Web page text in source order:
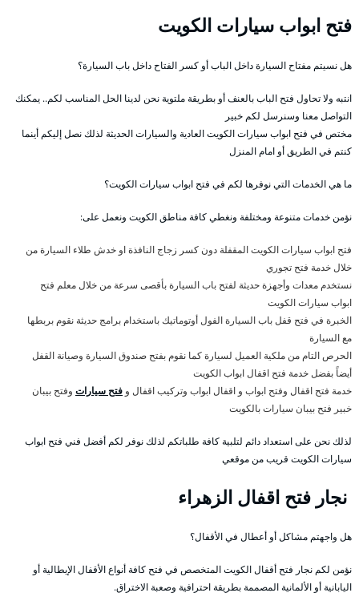
فتح ابواب سيارات الكويت
هل نسيتم مفتاح السيارة داخل الباب أو كسر الفتاح داخل باب السيارة؟
انتبه ولا تحاول فتح الباب بالعنف أو بطريقة ملتوية نحن لدينا الحل المناسب لكم.. يمكنك
التواصل معنا وسنرسل لكم خبير
مختص في فتح ابواب سيارات الكويت العادية والسيارات الحديثة لذلك نصل إليكم أينما
كنتم في الطريق أو امام المنزل
ما هي الخدمات التي نوفرها لكم في فتح ابواب سيارات الكويت؟
نؤمن خدمات متنوعة ومختلفة ونغطي كافة مناطق الكويت ونعمل على:
فتح ابواب سيارات الكويت المقفلة دون كسر زجاج النافذة او خدش طلاء السيارة من
خلال خدمة فتح تجوري
نستخدم معدات وأجهزة حديثة لفتح باب السيارة بأقصى سرعة من خلال معلم فتح
ابواب سيارات الكويت
الخبرة في فتح قفل باب السيارة الفول أوتوماتيك باستخدام برامج حديثة نقوم بربطها
مع السيارة
الحرص التام من ملكية العميل لسيارة كما نقوم بفتح صندوق السيارة وصيانة القفل
أيضاً بفضل خدمة فتح اقفال ابواب الكويت
خدمة فتح اقفال وفتح ابواب و اقفال ابواب وتركيب اقفال و فتح سيارات وفتح بيبان
خبير فتح بيبان سيارات بالكويت
لذلك نحن على استعداد دائم لتلبية كافة طلباتكم لذلك نوفر لكم أفضل فني فتح ابواب
سيارات الكويت قريب من موقعي
نجار فتح اقفال الزهراء
هل واجهتم مشاكل أو أعطال في الأقفال؟
نؤمن لكم نجار فتح أقفال الكويت المتخصص في فتح كافة أنواع الأقفال الإيطالية أو
اليابانية أو الألمانية المصممة بطريقة احترافية وصعبة الاختراق.